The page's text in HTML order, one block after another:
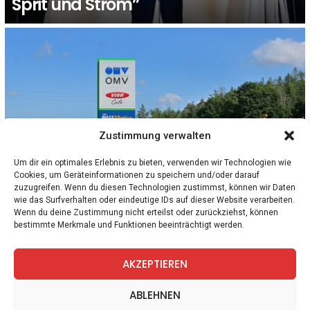
Zustimmung verwalten
Um dir ein optimales Erlebnis zu bieten, verwenden wir Technologien wie
Cookies, um Geräteinformationen zu speichern und/oder darauf
zuzugreifen. Wenn du diesen Technologien zustimmst, können wir Daten
wie das Surfverhalten oder eindeutige IDs auf dieser Website verarbeiten.
Wenn du deine Zustimmung nicht erteilst oder zurückziehst, können
bestimmte Merkmale und Funktionen beeinträchtigt werden.
AKZEPTIEREN
ABLEHNEN
1 Kommentar
ÖSTERREICH
Unverschämt: OMV Manager kassieren 6,2
Millionen Euro, weil die Österreicher:innen
über 2 Euro für Sprit zahlen
twitter